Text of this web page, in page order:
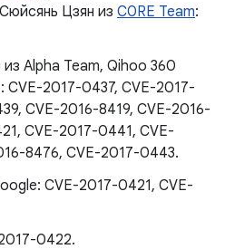
Цзян из C0RE Team:
из Alpha Team, Qihoo 360
CVE-2017-0437, CVE-2017-
CVE-2016-8419, CVE-2016-
CVE-2017-0441, CVE-
8476, CVE-2017-0443.
CVE-2017-0421, CVE-
0422.